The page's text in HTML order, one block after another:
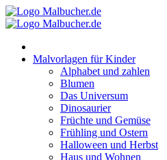
Zum
Inhalt
Malvorlagen für Kinder
Alphabet und zahlen
Blumen
Das Universum
Dinosaurier
Früchte und Gemüse
Frühling und Ostern
Halloween und Herbst
Haus und Wohnen